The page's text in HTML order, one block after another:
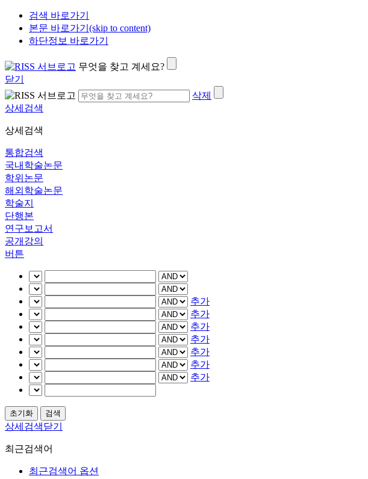
검색 바로가기
본문 바로가기(skip to content)
하단정보 바로가기
무엇을 찾고 계세요?
닫기
삭제
상세검색
상세검색
통합검색
국내학술논문
학위논문
해외학술논문
학술지
단행본
연구보고서
공개강의
버튼
추가
추가
추가
추가
추가
추가
추가
상세검색닫기
최근검색어
최근검색어 옵션